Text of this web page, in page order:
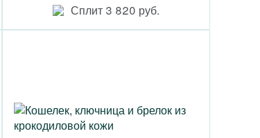
Сплит 3 820 руб.